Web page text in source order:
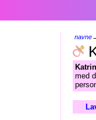
navne
med